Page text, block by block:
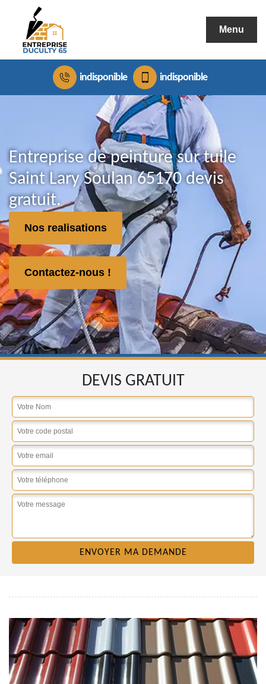
Menu
indisponible indisponible
Entreprise de peinture sur tuile
Saint Lary Soulan 65170 devis
gratuit.
Nos realisations
Contactez-nous !
DEVIS GRATUIT